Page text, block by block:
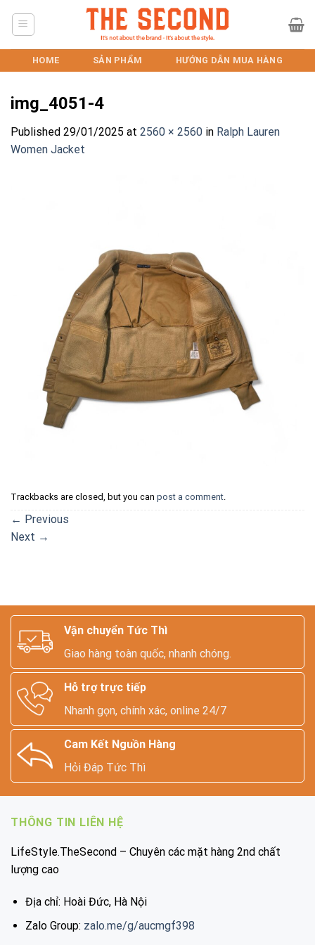
HOME SẢN PHẨM HƯỚNG DẪN MUA HÀNG
img_4051-4
Published 29/01/2025 at 2560 × 2560 in Ralph Lauren
Women Jacket
Trackbacks are closed, but you can post a comment.
← Previous
Next →
Vận chuyển Tức Thì
Giao hàng toàn quốc, nhanh chóng.
Hỗ trợ trực tiếp
Nhanh gọn, chính xác, online 24/7
Cam Kết Nguồn Hàng
Hỏi Đáp Tức Thì
THÔNG TIN LIÊN HỆ
LifeStyle.TheSecond – Chuyên các mặt hàng 2nd chất
lượng cao
Địa chỉ: Hoài Đức, Hà Nội
Zalo Group: zalo.me/g/aucmgf398